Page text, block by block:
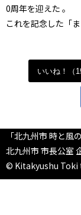
0周年を迎えた 。
これを記念した「
いいね！（
「北九州市 時と風
北九州市 市長公室
© Kitakyushu Toki